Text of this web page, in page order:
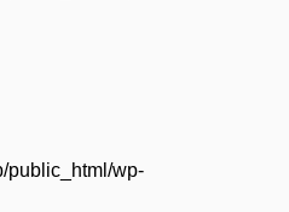
public_html/wp-